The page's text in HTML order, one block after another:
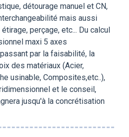
détourage manuel et CN,
mais aussi
perçage, etc... Du calcul
maxi 5 axes
par la faisabilité, la
des matériaux (Acier,
usinable, Composites,etc..),
et le conseil,
jusqu'à la concrétisation